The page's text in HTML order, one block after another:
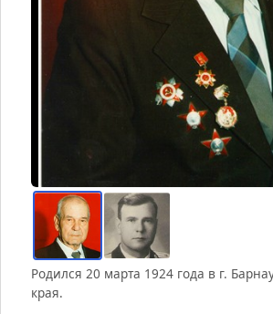
Родился 20 марта 1924 года в г.
края.